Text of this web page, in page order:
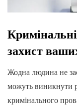
захист
Жодна людина не
можуть виникнути
кримінального